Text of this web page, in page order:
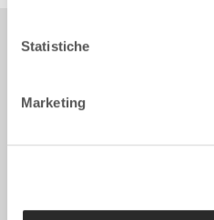
Statistiche
Marketing
Persone +